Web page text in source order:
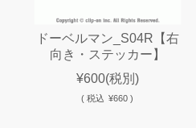
ドーベルマン_S04R【右
向き・ステッカー】
¥600(税別)
(税込 ¥660 )